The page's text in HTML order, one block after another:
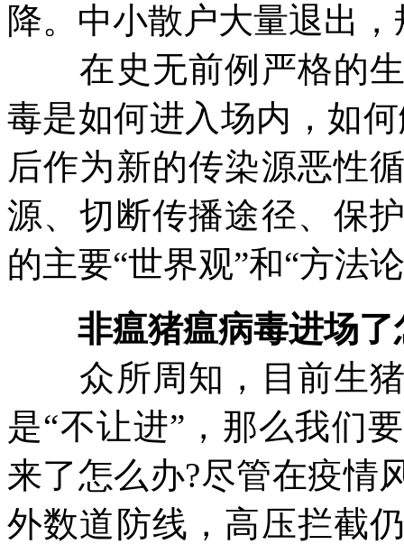
降。中小散户大量退出
在史无前例严格的生
毒是如何进入场内，如
后作为新的传染源恶性
源、切断传播途径、保
的主要“世界观”和“方法
非瘟猪瘟病毒进场了
众所周知，目前生猪
是“不让进”，那么我们
来了怎么办?尽管在疫情
外数道防线，高压拦截